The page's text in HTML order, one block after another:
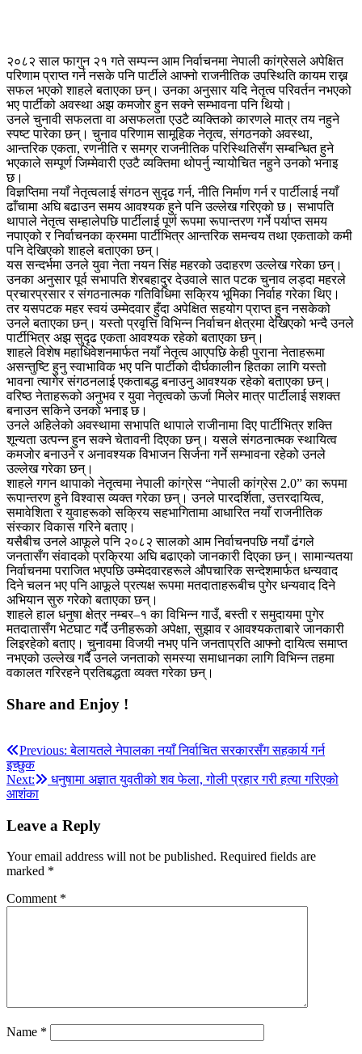
२०८२ साल फागुन २१ गते सम्पन्न आम निर्वाचनमा नेपाली कांग्रेसले अपेक्षित
परिणाम प्राप्त गर्न नसके पनि पार्टीले आफ्नो राजनीतिक उपस्थिति कायम राख्न
सफल भएको शाहले बताएका छन्। उनका अनुसार यदि नेतृत्व परिवर्तन नभएको
भए पार्टीको अवस्था अझ कमजोर हुन सक्ने सम्भावना पनि थियो।
उनले चुनावी सफलता वा असफलता एउटै व्यक्तिको कारणले मात्र तय नहुने
स्पष्ट पारेका छन्। चुनाव परिणाम सामूहिक नेतृत्व, संगठनको अवस्था,
आन्तरिक एकता, रणनीति र समग्र राजनीतिक परिस्थितिसँग सम्बन्धित हुने
भएकाले सम्पूर्ण जिम्मेवारी एउटै व्यक्तिमा थोपर्नु न्यायोचित नहुने उनको भनाइ
छ।
विज्ञप्तिमा नयाँ नेतृत्वलाई संगठन सुदृढ गर्न, नीति निर्माण गर्न र पार्टीलाई नयाँ
ढाँचामा अघि बढाउन समय आवश्यक हुने पनि उल्लेख गरिएको छ। सभापति
थापाले नेतृत्व सम्हालेपछि पार्टीलाई पूर्ण रूपमा रूपान्तरण गर्ने पर्याप्त समय
नपाएको र निर्वाचनका क्रममा पार्टीभित्र आन्तरिक समन्वय तथा एकताको कमी
पनि देखिएको शाहले बताएका छन्।
यस सन्दर्भमा उनले युवा नेता नयन सिंह महरको उदाहरण उल्लेख गरेका छन्।
उनका अनुसार पूर्व सभापति शेरबहादुर देउवाले सात पटक चुनाव लड्दा महरले
प्रचारप्रसार र संगठनात्मक गतिविधिमा सक्रिय भूमिका निर्वाह गरेका थिए।
तर यसपटक महर स्वयं उम्मेदवार हुँदा अपेक्षित सहयोग प्राप्त हुन नसकेको
उनले बताएका छन्। यस्तो प्रवृत्ति विभिन्न निर्वाचन क्षेत्रमा देखिएको भन्दै उनले
पार्टीभित्र अझ सुदृढ एकता आवश्यक रहेको बताएका छन्।
शाहले विशेष महाधिवेशनमार्फत नयाँ नेतृत्व आएपछि केही पुराना नेताहरूमा
असन्तुष्टि हुनु स्वाभाविक भए पनि पार्टीको दीर्घकालीन हितका लागि यस्तो
भावना त्यागेर संगठनलाई एकताबद्ध बनाउनु आवश्यक रहेको बताएका छन्।
वरिष्ठ नेताहरूको अनुभव र युवा नेतृत्वको ऊर्जा मिलेर मात्र पार्टीलाई सशक्त
बनाउन सकिने उनको भनाइ छ।
उनले अहिलेको अवस्थामा सभापति थापाले राजीनामा दिए पार्टीभित्र शक्ति
शून्यता उत्पन्न हुन सक्ने चेतावनी दिएका छन्। यसले संगठनात्मक स्थायित्व
कमजोर बनाउने र अनावश्यक विभाजन सिर्जना गर्ने सम्भावना रहेको उनले
उल्लेख गरेका छन्।
शाहले गगन थापाको नेतृत्वमा नेपाली कांग्रेस “नेपाली कांग्रेस 2.0” का रूपमा
रूपान्तरण हुने विश्वास व्यक्त गरेका छन्। उनले पारदर्शिता, उत्तरदायित्व,
समावेशिता र युवाहरूको सक्रिय सहभागितामा आधारित नयाँ राजनीतिक
संस्कार विकास गरिने बताए।
यसैबीच उनले आफूले पनि २०८२ सालको आम निर्वाचनपछि नयाँ ढंगले
जनतासँग संवादको प्रक्रिया अघि बढाएको जानकारी दिएका छन्। सामान्यतया
निर्वाचनमा पराजित भएपछि उम्मेदवारहरूले औपचारिक सन्देशमार्फत धन्यवाद
दिने चलन भए पनि आफूले प्रत्यक्ष रूपमा मतदाताहरूबीच पुगेर धन्यवाद दिने
अभियान सुरु गरेको बताएका छन्।
शाहले हाल धनुषा क्षेत्र नम्बर–१ का विभिन्न गाउँ, बस्ती र समुदायमा पुगेर
मतदातासँग भेटघाट गर्दै उनीहरूको अपेक्षा, सुझाव र आवश्यकताबारे जानकारी
लिइरहेको बताए। चुनावमा विजयी नभए पनि जनताप्रति आफ्नो दायित्व समाप्त
नभएको उल्लेख गर्दै उनले जनताको समस्या समाधानका लागि विभिन्न तहमा
वकालत गरिरहने प्रतिबद्धता व्यक्त गरेका छन्।
Share and Enjoy !
Post
navigation
Previous: बेलायतले नेपालका नयाँ निर्वाचित सरकारसँग सहकार्य गर्न
इच्छुक
Next:
धनुषामा अज्ञात युवतीको शव फेला, गोली प्रहार गरी हत्या गरिएको
आशंका
Leave a Reply
Your email address will not be published. Required fields are
marked *
Comment *
Name *